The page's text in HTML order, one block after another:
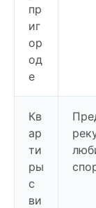
пр
иг
ор
од
е
Кв
ар
ти
ры
с
ви